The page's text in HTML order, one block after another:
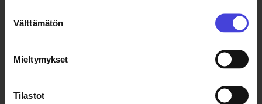
valinta
Välttämätön
Mieltymykset
Tilastot
Tapahtumat
Tilaa uutiskirje